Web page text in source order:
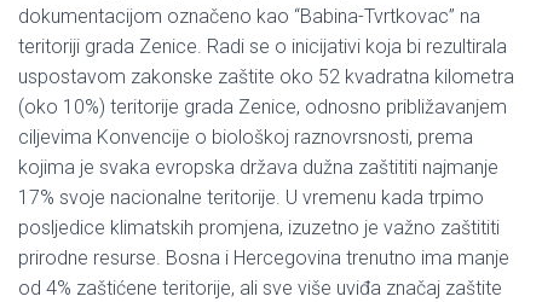
dokumentacijom označeno kao “Babina-Tvrtkovac” na
teritoriji grada Zenice. Radi se o inicijativi koja bi rezultirala
uspostavom zakonske zaštite oko 52 kvadratna kilometra
(oko 10%) teritorije grada Zenice, odnosno približavanjem
ciljevima Konvencije o biološkoj raznovrsnosti, prema
kojima je svaka evropska država dužna zaštititi najmanje
17% svoje nacionalne teritorije. U vremenu kada trpimo
posljedice klimatskih promjena, izuzetno je važno zaštititi
prirodne resurse. Bosna i Hercegovina trenutno ima manje
od 4% zaštićene teritorije, ali sve više uviđa značaj zaštite